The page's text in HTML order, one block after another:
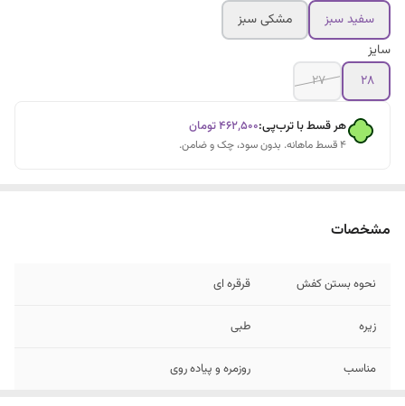
سفید سبز
مشکی سبز
سایز
۲۸
۲۷
هر قسط با ترب‌پی:۴۶۲٬۵۰۰تومان
۴ قسط ماهانه. بدون سود، چک و ضامن.
مشخصات
نحوه بستن کفش قرقره ای
زیره طبی
مناسب روزمره و پیاده روی